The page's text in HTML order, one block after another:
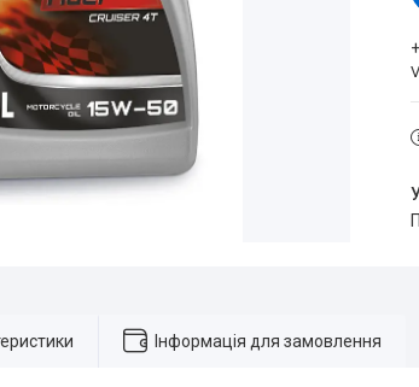
Інформація для замовлення